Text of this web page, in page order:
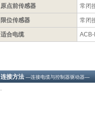
原点前传感器 常闭
限位传感器 常闭
适合电缆
连接方法―连接电缆与控制器驱动器―